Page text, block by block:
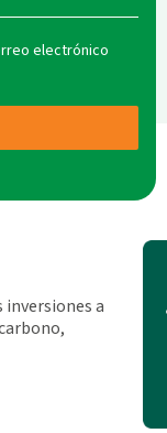
electrónico
inversiones a